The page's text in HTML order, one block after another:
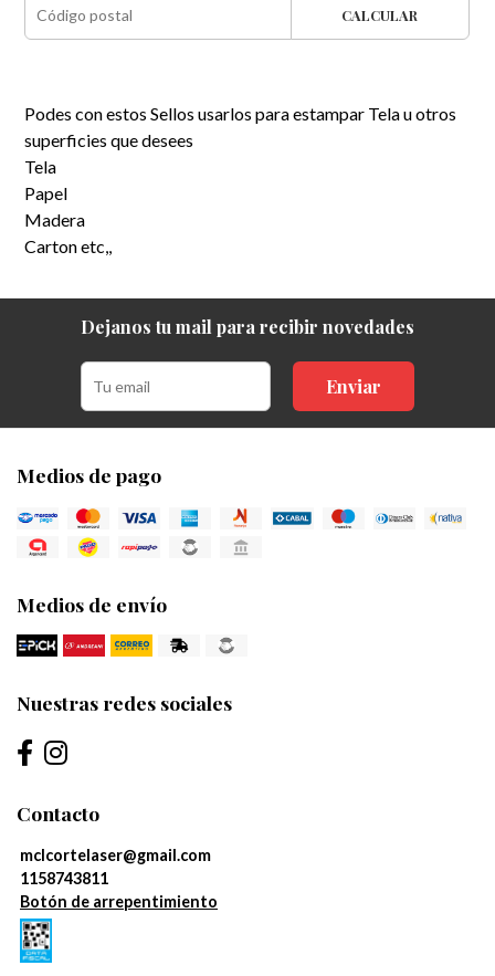
CALCULAR
Podes con estos Sellos usarlos para estampar Tela u otros
superficies que desees
Tela
Papel
Madera
Carton etc,,
Dejanos tu mail para recibir novedades
Enviar
Medios de pago
Medios de envío
Nuestras redes sociales
Contacto
mclcortelaser@gmail.com
1158743811
Botón de arrepentimiento